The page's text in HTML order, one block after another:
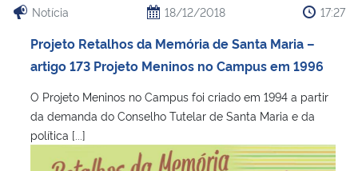
Notícia 18/12/2018 17:27
Projeto Retalhos da Memória de Santa Maria –
artigo 173 Projeto Meninos no Campus em 1996
O Projeto Meninos no Campus foi criado em 1994 a partir
da demanda do Conselho Tutelar de Santa Maria e da
política [...]